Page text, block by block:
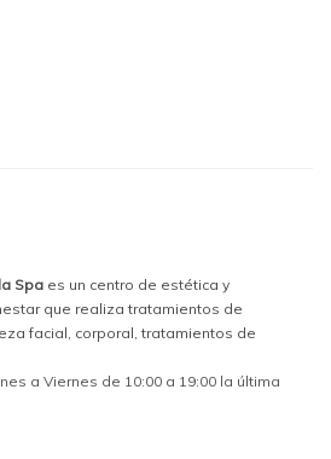
Spa es un centro de estética y
que realiza tratamientos de
facial, corporal, tratamientos de
a Viernes de 10:00 a 19:00 la última